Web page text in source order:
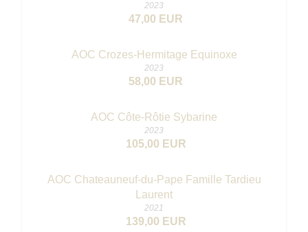
2023
47,00 EUR
AOC Crozes-Hermitage Equinoxe
2023
58,00 EUR
AOC Côte-Rôtie Sybarine
2023
105,00 EUR
AOC Chateauneuf-du-Pape Famille Tardieu
Laurent
2021
139,00 EUR